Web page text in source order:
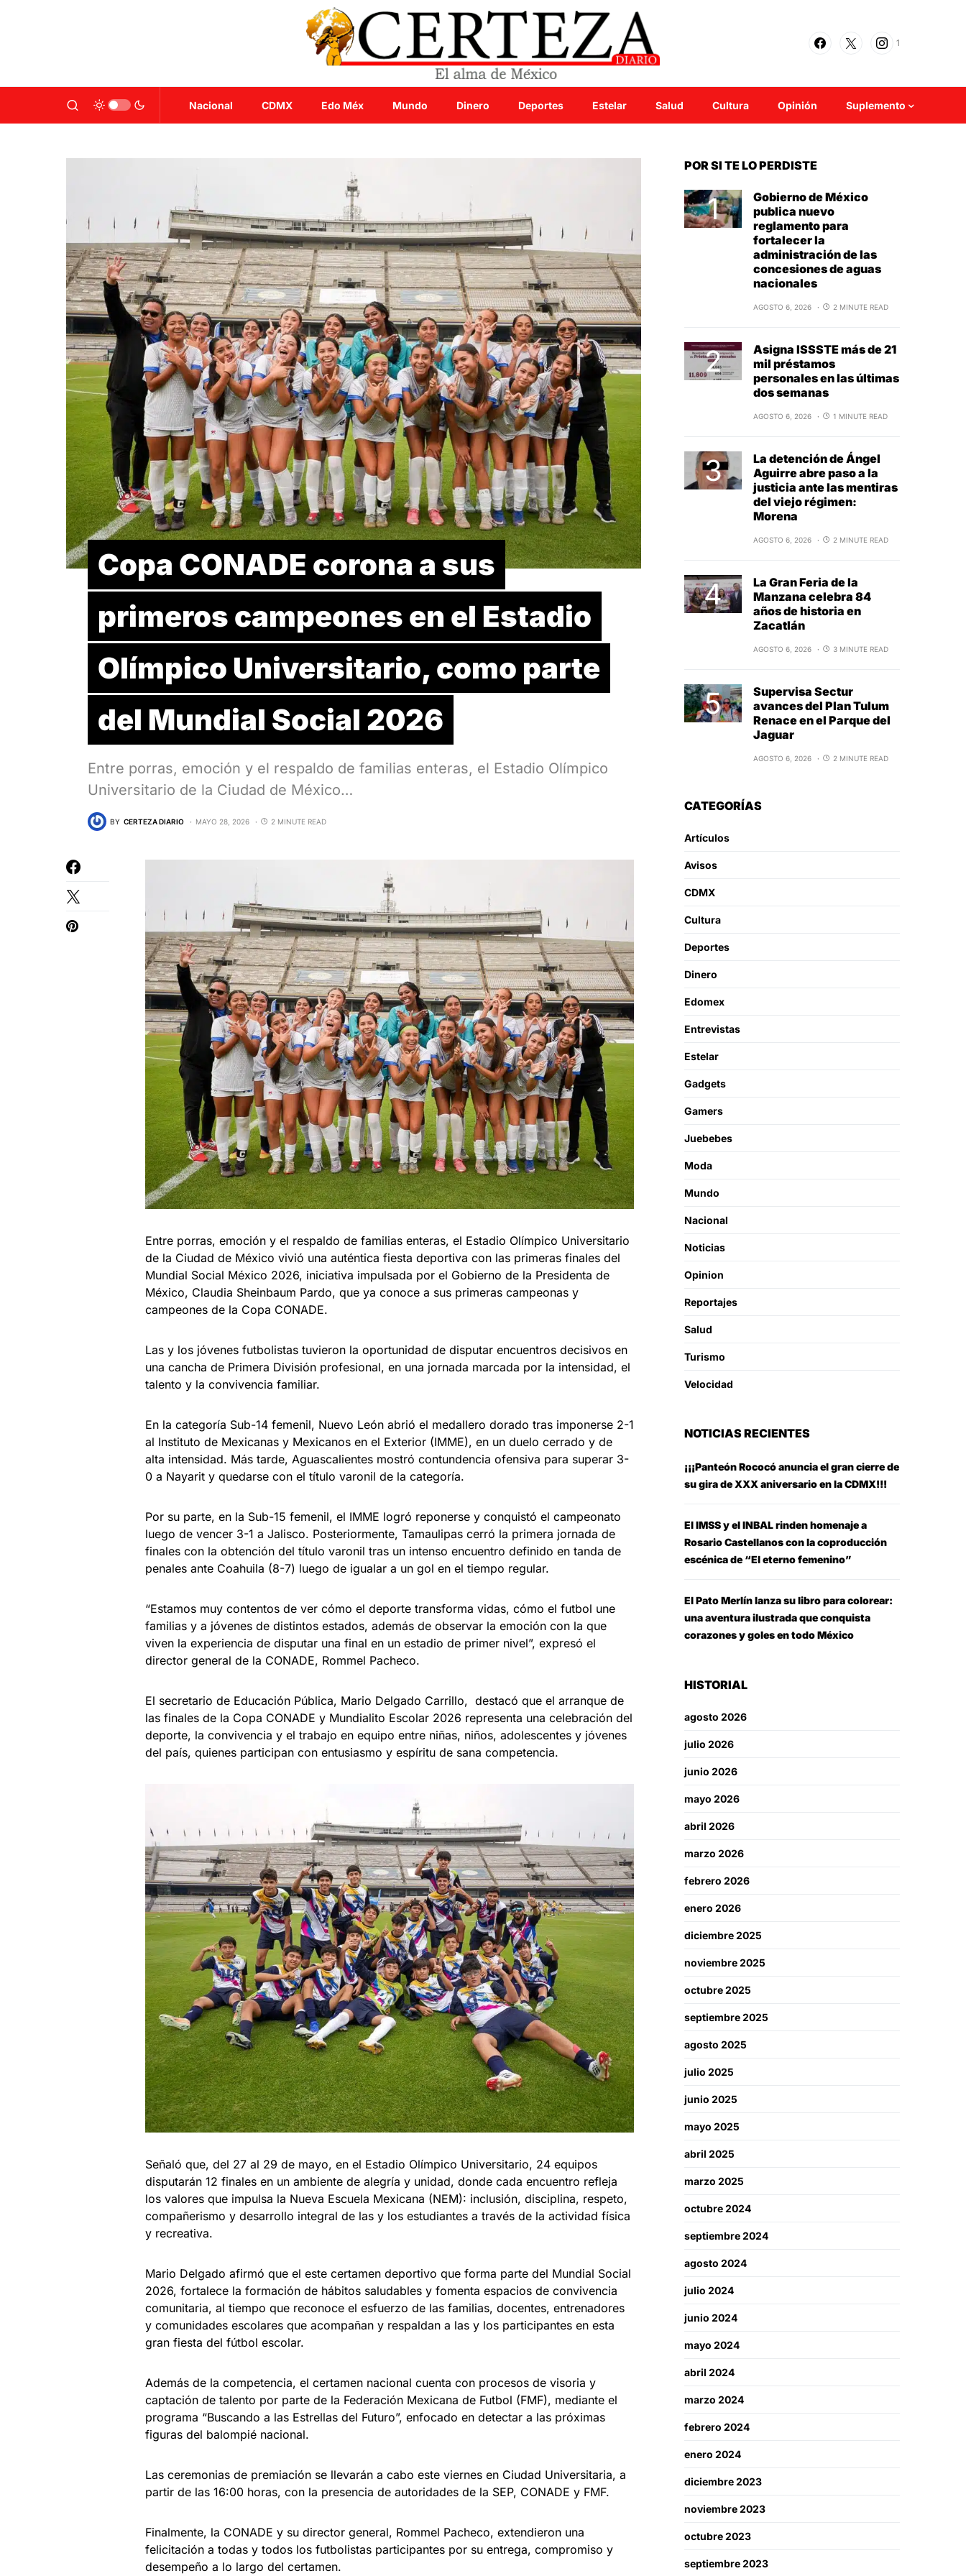
1
Nacional CDMX Edo Méx Mundo Dinero Deportes Estelar Salud Cultura Opinión Suplemento
Copa CONADE corona a sus
primeros campeones en el Estadio
Olímpico Universitario, como parte
del Mundial Social 2026
Entre porras, emoción y el respaldo de familias enteras, el Estadio Olímpico
Universitario de la Ciudad de México…
BY CERTEZA DIARIO MAYO 28, 2026 2 MINUTE READ
Entre porras, emoción y el respaldo de familias enteras, el Estadio Olímpico Universitario
de la Ciudad de México vivió una auténtica fiesta deportiva con las primeras finales del
Mundial Social México 2026, iniciativa impulsada por el Gobierno de la Presidenta de
México, Claudia Sheinbaum Pardo, que ya conoce a sus primeras campeonas y
campeones de la Copa CONADE.
Las y los jóvenes futbolistas tuvieron la oportunidad de disputar encuentros decisivos en
una cancha de Primera División profesional, en una jornada marcada por la intensidad, el
talento y la convivencia familiar.
En la categoría Sub-14 femenil, Nuevo León abrió el medallero dorado tras imponerse 2-1
al Instituto de Mexicanas y Mexicanos en el Exterior (IMME), en un duelo cerrado y de
alta intensidad. Más tarde, Aguascalientes mostró contundencia ofensiva para superar 3-
0 a Nayarit y quedarse con el título varonil de la categoría.
Por su parte, en la Sub-15 femenil, el IMME logró reponerse y conquistó el campeonato
luego de vencer 3-1 a Jalisco. Posteriormente, Tamaulipas cerró la primera jornada de
finales con la obtención del título varonil tras un intenso encuentro definido en tanda de
penales ante Coahuila (8-7) luego de igualar a un gol en el tiempo regular.
“Estamos muy contentos de ver cómo el deporte transforma vidas, cómo el futbol une
familias y a jóvenes de distintos estados, además de observar la emoción con la que
viven la experiencia de disputar una final en un estadio de primer nivel”, expresó el
director general de la CONADE, Rommel Pacheco.
El secretario de Educación Pública, Mario Delgado Carrillo, destacó que el arranque de
las finales de la Copa CONADE y Mundialito Escolar 2026 representa una celebración del
deporte, la convivencia y el trabajo en equipo entre niñas, niños, adolescentes y jóvenes
del país, quienes participan con entusiasmo y espíritu de sana competencia.
Señaló que, del 27 al 29 de mayo, en el Estadio Olímpico Universitario, 24 equipos
disputarán 12 finales en un ambiente de alegría y unidad, donde cada encuentro refleja
los valores que impulsa la Nueva Escuela Mexicana (NEM): inclusión, disciplina, respeto,
compañerismo y desarrollo integral de las y los estudiantes a través de la actividad física
y recreativa.
Mario Delgado afirmó que el este certamen deportivo que forma parte del Mundial Social
2026, fortalece la formación de hábitos saludables y fomenta espacios de convivencia
comunitaria, al tiempo que reconoce el esfuerzo de las familias, docentes, entrenadores
y comunidades escolares que acompañan y respaldan a las y los participantes en esta
gran fiesta del fútbol escolar.
Además de la competencia, el certamen nacional cuenta con procesos de visoria y
captación de talento por parte de la Federación Mexicana de Futbol (FMF), mediante el
programa “Buscando a las Estrellas del Futuro”, enfocado en detectar a las próximas
figuras del balompié nacional.
Las ceremonias de premiación se llevarán a cabo este viernes en Ciudad Universitaria, a
partir de las 16:00 horas, con la presencia de autoridades de la SEP, CONADE y FMF.
Finalmente, la CONADE y su director general, Rommel Pacheco, extendieron una
felicitación a todas y todos los futbolistas participantes por su entrega, compromiso y
desempeño a lo largo del certamen.
POR SI TE LO PERDISTE
Gobierno de México
publica nuevo
reglamento para
fortalecer la
administración de las
concesiones de aguas
nacionales
AGOSTO 6, 2026 2 MINUTE READ
Asigna ISSSTE más de 21
mil préstamos
personales en las últimas
dos semanas
AGOSTO 6, 2026 1 MINUTE READ
La detención de Ángel
Aguirre abre paso a la
justicia ante las mentiras
del viejo régimen:
Morena
AGOSTO 6, 2026 2 MINUTE READ
La Gran Feria de la
Manzana celebra 84
años de historia en
Zacatlán
AGOSTO 6, 2026 3 MINUTE READ
Supervisa Sectur
avances del Plan Tulum
Renace en el Parque del
Jaguar
AGOSTO 6, 2026 2 MINUTE READ
CATEGORÍAS
Artículos
Avisos
CDMX
Cultura
Deportes
Dinero
Edomex
Entrevistas
Estelar
Gadgets
Gamers
Juebebes
Moda
Mundo
Nacional
Noticias
Opinion
Reportajes
Salud
Turismo
Velocidad
NOTICIAS RECIENTES
¡¡¡Panteón Rococó anuncia el gran cierre de
su gira de XXX aniversario en la CDMX!!!
El IMSS y el INBAL rinden homenaje a
Rosario Castellanos con la coproducción
escénica de “El eterno femenino”
El Pato Merlín lanza su libro para colorear:
una aventura ilustrada que conquista
corazones y goles en todo México
HISTORIAL
agosto 2026
julio 2026
junio 2026
mayo 2026
abril 2026
marzo 2026
febrero 2026
enero 2026
diciembre 2025
noviembre 2025
octubre 2025
septiembre 2025
agosto 2025
julio 2025
junio 2025
mayo 2025
abril 2025
marzo 2025
octubre 2024
septiembre 2024
agosto 2024
julio 2024
junio 2024
mayo 2024
abril 2024
marzo 2024
febrero 2024
enero 2024
diciembre 2023
noviembre 2023
octubre 2023
septiembre 2023